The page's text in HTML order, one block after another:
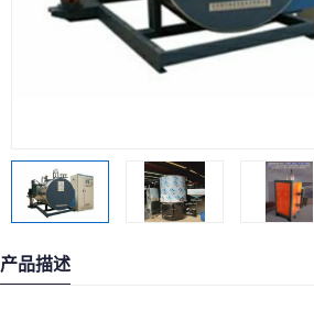
产品描述